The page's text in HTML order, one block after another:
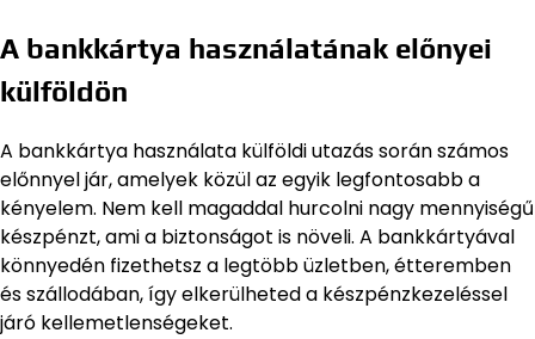
A bankkártya használatának előnyei
külföldön
A bankkártya használata külföldi utazás során számos
előnnyel jár, amelyek közül az egyik legfontosabb a
kényelem. Nem kell magaddal hurcolni nagy mennyiségű
készpénzt, ami a biztonságot is növeli. A bankkártyával
könnyedén fizethetsz a legtöbb üzletben, étteremben
és szállodában, így elkerülheted a készpénzkezeléssel
járó kellemetlenségeket.